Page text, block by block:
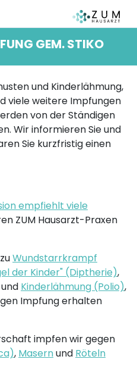
GEM. STIKO
und Kinderlähmung,
viele weitere Impfungen
von der Ständigen
Wir informieren Sie und
Sie kurzfristig einen
empfiehlt viele
ZUM Hausarzt-Praxen
Wundstarrkrampf
der Kinder" (Diptherie),
und Kinderlähmung (Polio),
Impfung erhalten
impfen wir gegen
, Masernund Röteln